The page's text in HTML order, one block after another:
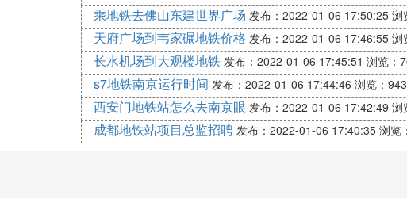
游轮：服务员、荷官、免税店、客房员、酒吧服务
Ⅷ 城市轨道交通运营管理人员收入怎么样
看你在哪个城市是什么岗位了，据说现在除了上海
Ⅸ 苏州轨道交通职工工资如何
乘地铁去佛山东建世界广场 发布：2022-01-06 17:50:25 浏
天府广场到韦家碾地铁价格 发布：2022-01-06 17:46:55 浏
长水机场到大观楼地铁 发布：2022-01-06 17:45:51 浏览：
s7地铁南京运行时间 发布：2022-01-06 17:44:46 浏览：943
西安门地铁站怎么去南京眼 发布：2022-01-06 17:42:49 浏
成都地铁站项目总监招聘 发布：2022-01-06 17:40:35 浏览